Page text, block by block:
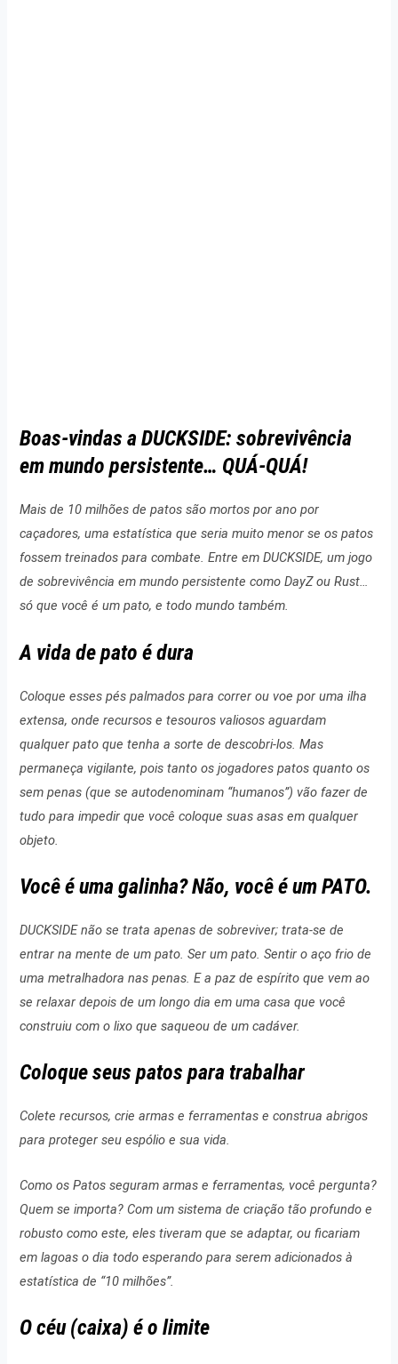
Boas-vindas a DUCKSIDE: sobrevivência
em mundo persistente… QUÁ-QUÁ!
Mais de 10 milhões de patos são mortos por ano por
caçadores, uma estatística que seria muito menor se os patos
fossem treinados para combate. Entre em DUCKSIDE, um jogo
de sobrevivência em mundo persistente como DayZ ou Rust…
só que você é um pato, e todo mundo também.
A vida de pato é dura
Coloque esses pés palmados para correr ou voe por uma ilha
extensa, onde recursos e tesouros valiosos aguardam
qualquer pato que tenha a sorte de descobri-los. Mas
permaneça vigilante, pois tanto os jogadores patos quanto os
sem penas (que se autodenominam “humanos”) vão fazer de
tudo para impedir que você coloque suas asas em qualquer
objeto.
Você é uma galinha? Não, você é um PATO.
DUCKSIDE não se trata apenas de sobreviver; trata-se de
entrar na mente de um pato. Ser um pato. Sentir o aço frio de
uma metralhadora nas penas. E a paz de espírito que vem ao
se relaxar depois de um longo dia em uma casa que você
construiu com o lixo que saqueou de um cadáver.
Coloque seus patos para trabalhar
Colete recursos, crie armas e ferramentas e construa abrigos
para proteger seu espólio e sua vida.
Como os Patos seguram armas e ferramentas, você pergunta?
Quem se importa? Com um sistema de criação tão profundo e
robusto como este, eles tiveram que se adaptar, ou ficariam
em lagoas o dia todo esperando para serem adicionados à
estatística de “10 milhões”.
O céu (caixa) é o limite